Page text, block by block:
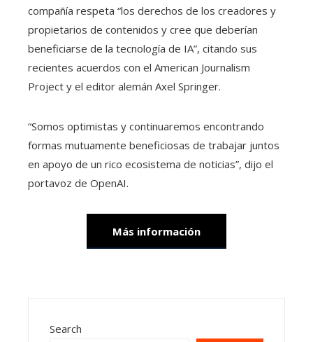
compañía respeta “los derechos de los creadores y
propietarios de contenidos y cree que deberían
beneficiarse de la tecnología de IA”, citando sus
recientes acuerdos con el American Journalism
Project y el editor alemán Axel Springer.
“Somos optimistas y continuaremos encontrando
formas mutuamente beneficiosas de trabajar juntos
en apoyo de un rico ecosistema de noticias”, dijo el
portavoz de OpenAI.
Más información
Search